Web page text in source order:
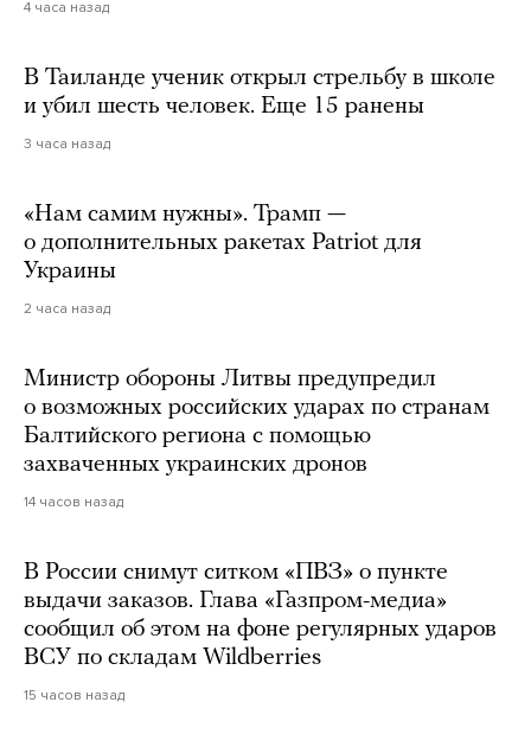
4 часа назад
В Таиланде ученик открыл стрельбу в школе
и убил шесть человек. Еще 15 ранены
3 часа назад
«Нам самим нужны». Трамп —
о дополнительных ракетах Patriot для
Украины
2 часа назад
Министр обороны Литвы предупредил
о возможных российских ударах по странам
Балтийского региона с помощью
захваченных украинских дронов
14 часов назад
В России снимут ситком «ПВЗ» о пункте
выдачи заказов. Глава «Газпром-медиа»
сообщил об этом на фоне регулярных ударов
ВСУ по складам Wildberries
15 часов назад